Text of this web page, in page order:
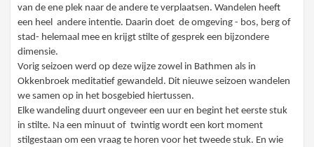
van de ene plek naar de andere te verplaatsen. Wandelen heeft
een heel andere intentie. Daarin doet de omgeving - bos, berg of
stad- helemaal mee en krijgt stilte of gesprek een bijzondere
dimensie.
Vorig seizoen werd op deze wijze zowel in Bathmen als in
Okkenbroek meditatief gewandeld. Dit nieuwe seizoen wandelen
we samen op in het bosgebied hiertussen.
Elke wandeling duurt ongeveer een uur en begint het eerste stuk
in stilte. Na een minuut of twintig wordt een kort moment
stilgestaan om een vraag te horen voor het tweede stuk. En wie